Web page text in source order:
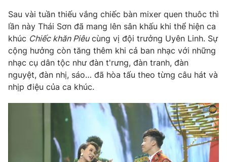
Sản phẩm
Thị trường
Tư vấn
Giao lưu trực tuyến
Lịch phát sóng
Chuyên mục khác
Emagazine
Infographic
Shorts video
Sau vài tuần thiếu vắng chiếc bàn mixer quen thuôc thì
lần này Thái Sơn đã mang lên sân khấu khi thể hiện ca
khúc Chiếc khăn Piêucùng vị đội trưởng Uyên Linh. Sự
cộng hưởng còn tăng thêm khi cả ban nhạc với những
nhạc cụ dân tộc như đàn t'rưng, đàn tranh, đàn
nguyệt, đàn nhị, sáo… đã hòa tấu theo từng câu hát và
nhịp điệu của ca khúc.